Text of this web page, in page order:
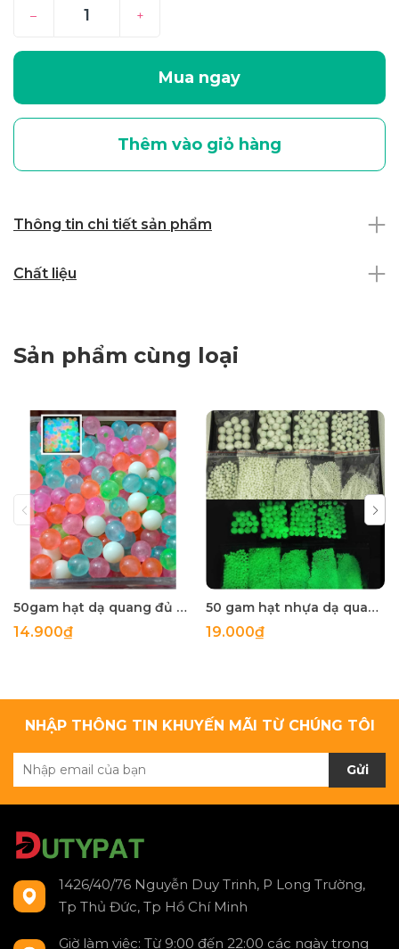
– +
Mua ngay
Thêm vào giỏ hàng
Thông tin chi tiết sản phẩm
Chất liệu
Sản phẩm cùng loại
50gam hạt dạ quang đủ màu 6mm, 8mm, 10mm, 12mm, hạt nhựa tròn
14.900₫
50 gam hạt nhựa dạ quang tròn đủ size 4mm, 5mm, 6mm, 8mm, 10mm, 12mm, 14mm, 16mm ,18mm , 10mm, 22mm, 25mm
19.000₫
NHẬP THÔNG TIN KHUYẾN MÃI TỪ CHÚNG TÔI
Gửi
1426/40/76 Nguyễn Duy Trinh, P Long Trường,
Tp Thủ Đức, Tp Hồ Chí Minh
Giờ làm việc: Từ 9:00 đến 22:00 các ngày trong